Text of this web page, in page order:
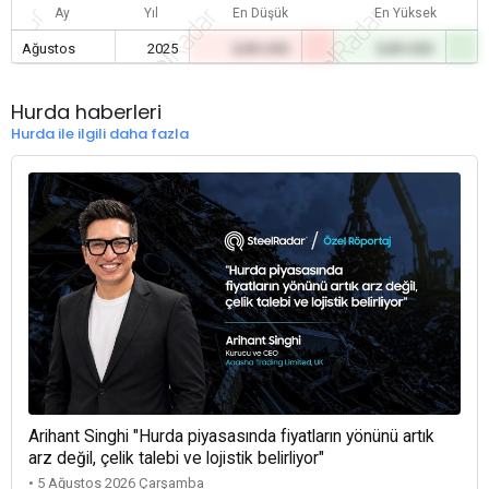
Ay Yıl En Düşük En Yüksek
Ağustos 2025
Hurda haberleri
Hurda ile ilgili daha fazla
Arihant Singhi "Hurda piyasasında fiyatların yönünü artık
arz değil, çelik talebi ve lojistik belirliyor"
• 5 Ağustos 2026 Çarşamba